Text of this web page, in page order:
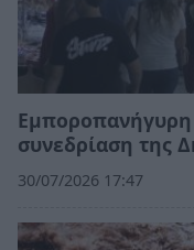
συνεδρίαση της
30/07/2026 17:47